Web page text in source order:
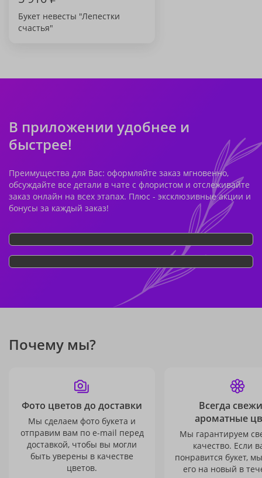
Букет невесты "Лепестки
счастья"
В приложении удобнее и
быстрее!
Преимущества для Вас: оформляйте заказ мгновенно,
обсуждайте все детали в чате с флористом и отслеживайте
заказ онлайн на всех этапах. Плюс - эксклюзивные акции и
бонусы за каждый заказ!
Почему мы?
Фото цветов до доставки
Мы сделаем фото букета и
отправим вам по e-mail перед
доставкой, чтобы вы могли
быть уверены в качестве
цветов.
Всегда
ароматные
Мы гарантируем
качество. Если
понравится букет,
его на новый в